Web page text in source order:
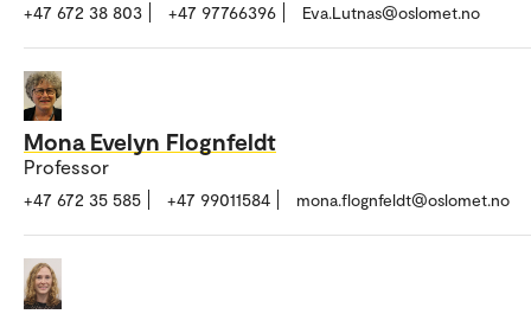
+47 672 38 803 +47 97766396 Eva.Lutnas@oslomet.no
Mona Evelyn Flognfeldt
Professor
+47 672 35 585 +47 99011584 mona.flognfeldt@oslomet.no